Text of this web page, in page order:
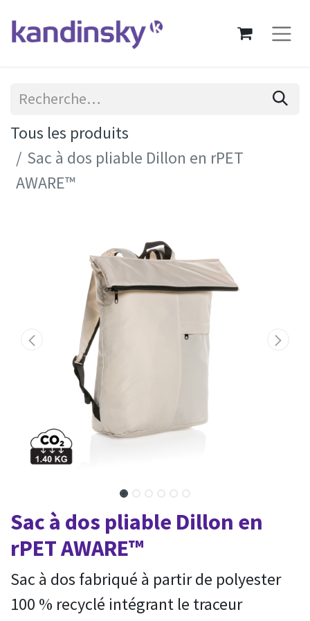
Tous les produits
Sac à dos pliable Dillon en rPET
AWARE™
Sac à dos pliable Dillon en
rPET AWARE™
Sac à dos fabriqué à partir de polyester
100 % recyclé intégrant le traceur